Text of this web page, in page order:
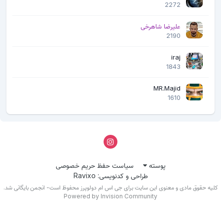
2272
علیرضا شاهرخی
2190
iraj
1843
MR.Majid
1610
پوسته
سیاست حفظ حریم خصوصی
طراحی و کدنویسی: Ravixo
حقوق مادی و معنوی این سایت برای جی اس ام دولوپرز محفوظ است- انجمن بایگانی شد.
Powered by Invision Community